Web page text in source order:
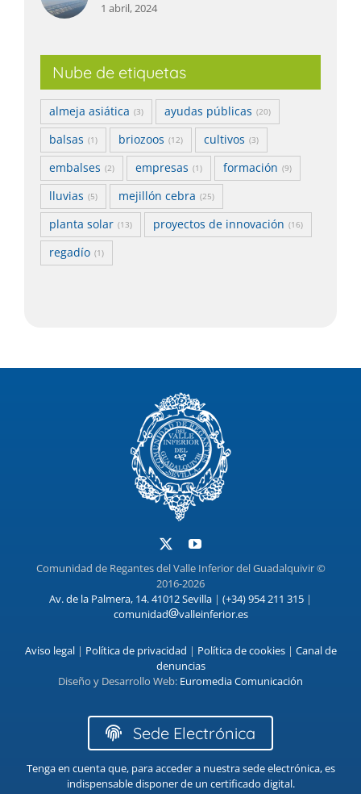
1 abril, 2024
Nube de etiquetas
almeja asiática (3) ayudas públicas (20)
balsas (1) briozoos (12) cultivos (3)
embalses (2) empresas (1) formación (9)
lluvias (5) mejillón cebra (25)
planta solar (13) proyectos de innovación (16)
regadío (1)
Comunidad de Regantes del Valle Inferior del Guadalquivir ©
2016-2026
Av. de la Palmera, 14. 41012 Sevilla | (+34) 954 211 315 |
comunidad
valleinferior.es
Aviso legal| Política de privacidad | Política de cookies| Canal de
denuncias
Diseño y Desarrollo Web: Euromedia Comunicación
Sede Electrónica
Tenga en cuenta que, para acceder a nuestra sede electrónica, es
indispensable disponer de un certificado digital.